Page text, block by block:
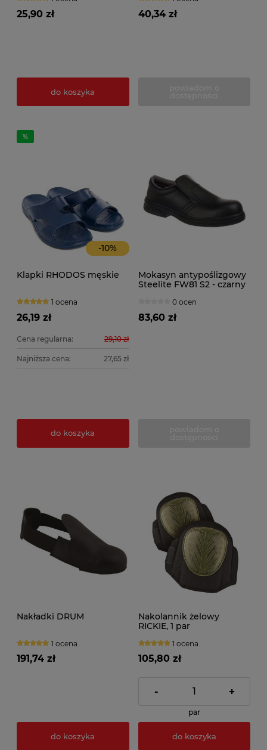
25,90 zł
do koszyka
40,34 zł
-10%
Klapki RHODOS męskie
1 ocena
26,19 zł
Cena regularna: 29,10 zł
Najniższa cena: 27,65 zł
do koszyka
Mokasyn antypoślizgowy
Steelite FW81 S2 - czarny
0 ocen
83,60 zł
Nakładki DRUM
1 ocena
191,74 zł
do koszyka
Nakolannik żelowy
RICKIE, 1 par
1 ocena
105,80 zł
- +
par
do koszyka